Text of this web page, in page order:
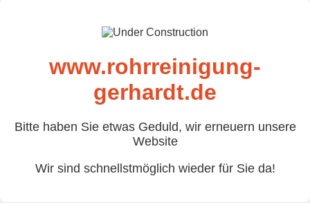
www.rohrreinigung-
gerhardt.de
Bitte haben Sie etwas Geduld, wir erneuern unsere
Website
Wir sind schnellstmöglich wieder für Sie da!